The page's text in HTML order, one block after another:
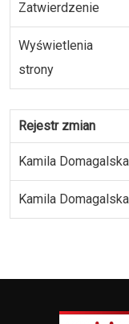
Zatwierdzenie
Wyświetlenia
strony
Rejestr zmian
Kamila Domagalska
Kamila Domagalska